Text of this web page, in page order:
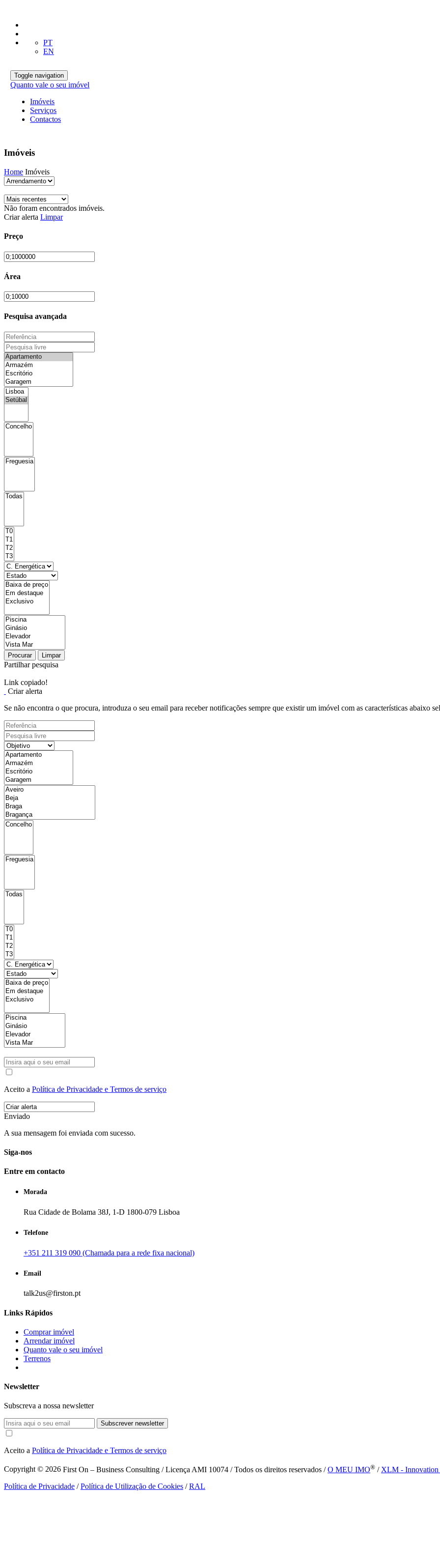
PT
EN
Toggle navigation
Quanto vale o seu imóvel
Imóveis
Serviços
Contactos
Imóveis
Home Imóveis
Não foram encontrados imóveis.
Criar alerta Limpar
Preço
Área
Pesquisa avançada
Procurar Limpar
Partilhar pesquisa
Link copiado!
Criar alerta
Se não encontra o que procura, introduza o seu email para receber notificações sempre que existir um imóvel com as características abaixo
Aceito a Política de Privacidade e Termos de serviço
Enviado
A sua mensagem foi enviada com sucesso.
Siga-nos
Entre em contacto
Morada
Rua Cidade de Bolama 38J, 1-D 1800-079 Lisboa
Telefone
+351 211 319 090 (Chamada para a rede fixa nacional)
Email
talk2us@firston.pt
Links Rápidos
Comprar imóvel
Arrendar imóvel
Quanto vale o seu imóvel
Terrenos
Newsletter
Subscreva a nossa newsletter
Subscrever newsletter
Aceito a Política de Privacidade e Termos de serviço
Copyright © 2026 First On – Business Consulting / Licença AMI 10074 / Todos os direitos reservados /O MEU IMO® / XLM -
Política de Privacidade /Política de Utilização de Cookies /RAL